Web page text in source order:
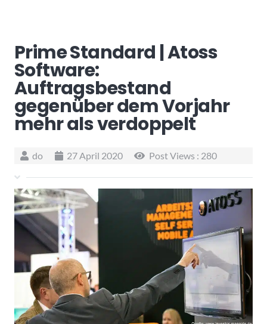
Prime Standard | Atoss
Software:
Auftragsbestand
gegenüber dem Vorjahr
mehr als verdoppelt
do 27 April 2020 Post Views : 280